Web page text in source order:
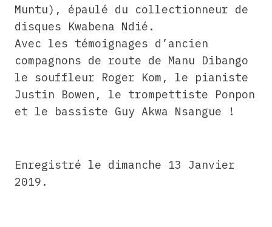
Muntu), épaulé du collectionneur de
disques Kwabena Ndié.
Avec les témoignages d’ancien
compagnons de route de Manu Dibango
le souffleur Roger Kom, le pianiste
Justin Bowen, le trompettiste Ponpon
et le bassiste Guy Akwa Nsangue !
Enregistré le dimanche 13 Janvier
2019.